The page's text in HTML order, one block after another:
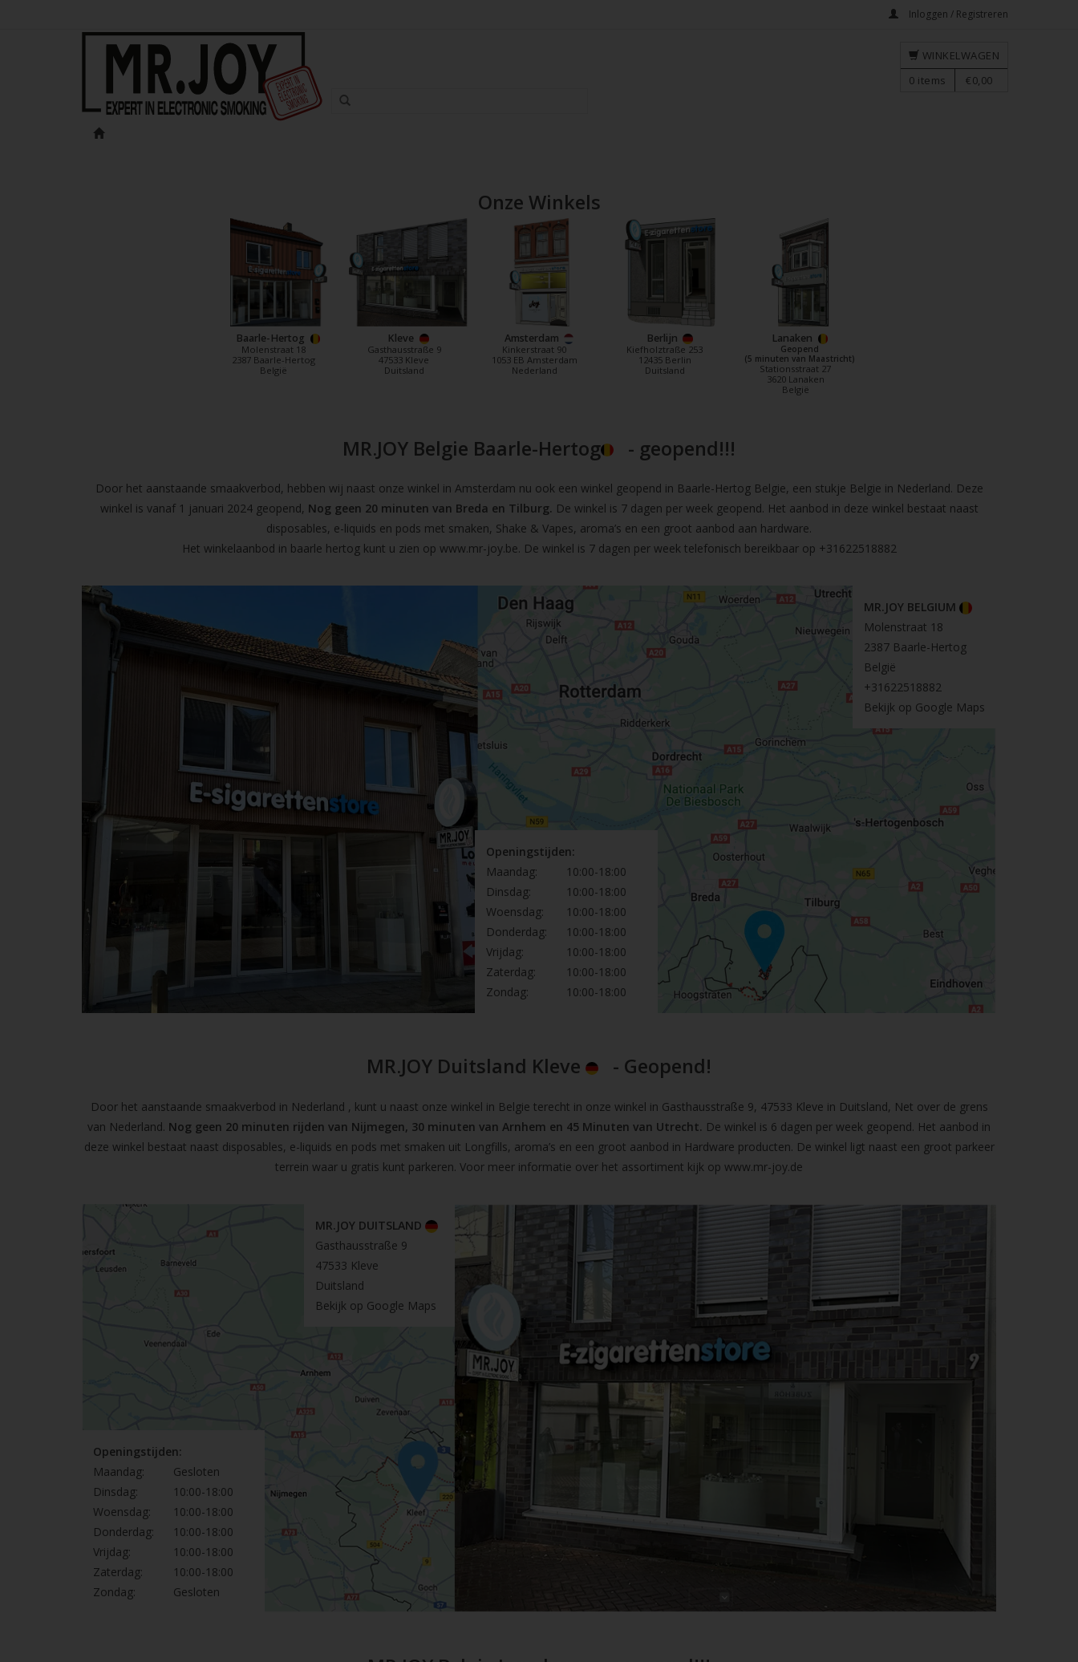
Inloggen / Registreren
WINKELWAGEN
0 items €0,00
Onze Winkels
Baarle-Hertog
Molenstraat 18
2387 Baarle-Hertog
België
Kleve
Gasthausstraße 9
47533 Kleve
Duitsland
Amsterdam
Kinkerstraat 90
1053 EB Amsterdam
Nederland
Berlijn
Kiefholztraße 253
12435 Berlin
Duitsland
Lanaken
Geopend
(5 minuten van Maastricht)
Stationsstraat 27
3620 Lanaken
België
MR.JOY Belgie Baarle-Hertog - geopend!!!
Door het aanstaande smaakverbod, hebben wij naast onze winkel in Amsterdam nu ook een winkel geopend in Baarle-Hertog Belgie, een stukje Belgie in Nederland. Deze
winkel is vanaf 1 januari 2024 geopend, Nog geen 20 minuten van Breda en Tilburg. De winkel is 7 dagen per week geopend. Het aanbod in deze winkel bestaat naast
disposables, e-liquids en pods met smaken, Shake & Vapes, aroma’s en een groot aanbod aan hardware.
Het winkelaanbod in baarle hertog kunt u zien op www.mr-joy.be. De winkel is 7 dagen per week telefonisch bereikbaar op +31622518882
MR.JOY BELGIUM
Molenstraat 18
2387 Baarle-Hertog
België
+31622518882
Bekijk op Google Maps
Openingstijden:
Maandag:
10:00-18:00
Dinsdag:
10:00-18:00
Woensdag:
10:00-18:00
Donderdag:
10:00-18:00
Vrijdag:
10:00-18:00
Zaterdag:
10:00-18:00
Zondag:
10:00-18:00
MR.JOY Duitsland Kleve - Geopend!
Door het aanstaande smaakverbod in Nederland , kunt u naast onze winkel in Belgie terecht in onze winkel in Gasthausstraße 9, 47533 Kleve in Duitsland, Net over de grens
van Nederland. Nog geen 20 minuten rijden van Nijmegen, 30 minuten van Arnhem en 45 Minuten van Utrecht. De winkel is 6 dagen per week geopend. Het aanbod in
deze winkel bestaat naast disposables, e-liquids en pods met smaken uit Longfills, aroma’s en een groot aanbod in Hardware producten. De winkel ligt naast een groot parkeer
terrein waar u gratis kunt parkeren. Voor meer informatie over het assortiment kijk op www.mr-joy.de
MR.JOY DUITSLAND
Gasthausstraße 9
47533 Kleve
Duitsland
Bekijk op Google Maps
Openingstijden:
Maandag:
Gesloten
Dinsdag:
10:00-18:00
Woensdag:
10:00-18:00
Donderdag:
10:00-18:00
Vrijdag:
10:00-18:00
Zaterdag:
10:00-18:00
Zondag:
Gesloten